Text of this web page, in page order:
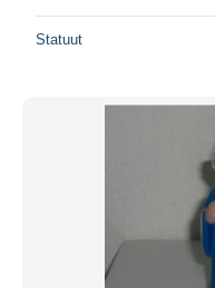
Statuut